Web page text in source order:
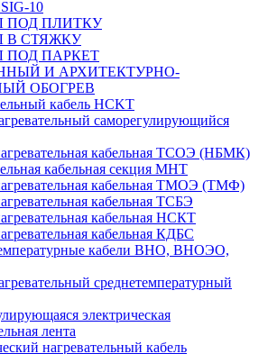
10
ПОД ПЛИТКУ
В СТЯЖКУ
ПОД ПАРКЕТ
И АРХИТЕКТУРНО-
ОБОГРЕВ
кабель НCKТ
саморегулирующийся
кабельная ТСОЭ (НБМК)
кабельная секция МНТ
кабельная ТМОЭ (ТМФ)
кабельная ТСБЭ
кабельная НСКТ
кабельная КДБС
кабели ВНО, ВНОЭО,
среднетемпературный
электрическая
лента
нагревательный кабель